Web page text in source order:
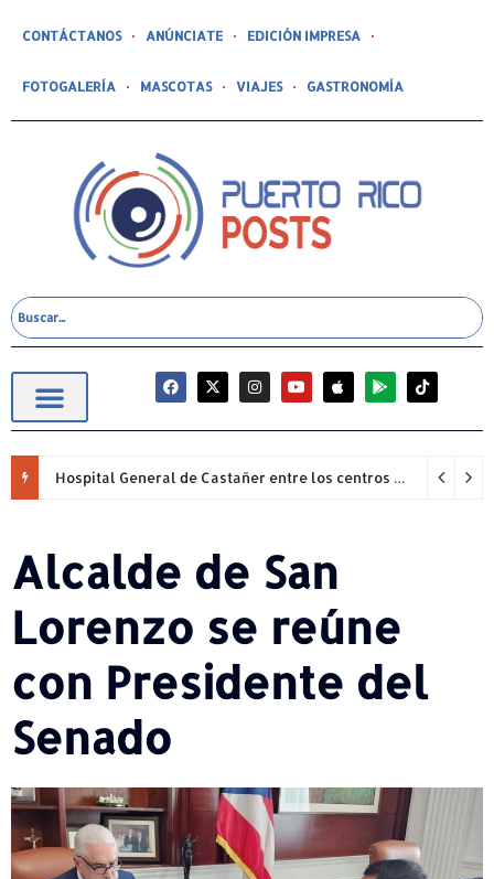
CONTÁCTANOS ANÚNCIATE EDICIÓN IMPRESA
FOTOGALERÍA MASCOTAS VIAJES GASTRONOMÍA
Hospital General de Castañer entre los centros de salud comunitarios con mejor desempeño clínico de Estados Unidos
Alcalde de San
Lorenzo se reúne
con Presidente del
Senado